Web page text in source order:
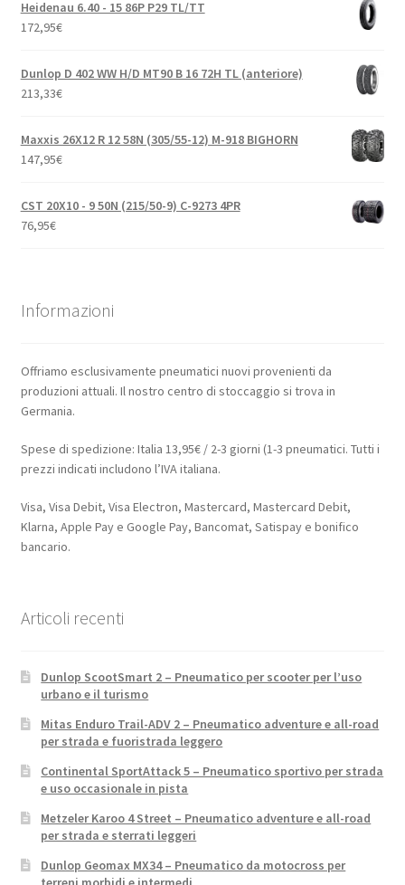
Heidenau 6.40 - 15 86P P29 TL/TT
172,95€
Dunlop D 402 WW H/D MT90 B 16 72H TL (anteriore)
213,33€
Maxxis 26X12 R 12 58N (305/55-12) M-918 BIGHORN
147,95€
CST 20X10 - 9 50N (215/50-9) C-9273 4PR
76,95€
Informazioni
Offriamo esclusivamente pneumatici nuovi provenienti da
produzioni attuali. Il nostro centro di stoccaggio si trova in
Germania.
Spese di spedizione: Italia 13,95€ / 2-3 giorni (1-3 pneumatici. Tutti i
prezzi indicati includono l’IVA italiana.
Visa, Visa Debit, Visa Electron, Mastercard, Mastercard Debit,
Klarna, Apple Pay e Google Pay, Bancomat, Satispay e bonifico
bancario.
Articoli recenti
Dunlop ScootSmart 2 – Pneumatico per scooter per l’uso
urbano e il turismo
Mitas Enduro Trail-ADV 2 – Pneumatico adventure e all-road
per strada e fuoristrada leggero
Continental SportAttack 5 – Pneumatico sportivo per strada
e uso occasionale in pista
Metzeler Karoo 4 Street – Pneumatico adventure e all-road
per strada e sterrati leggeri
Dunlop Geomax MX34 – Pneumatico da motocross per